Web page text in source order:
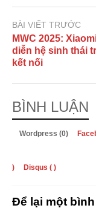
BÀI VIẾT TRƯỚC
MWC 2025:
diễn hệ sinh thái
kết nối
BÌNH LUẬN
Wordpress (0)
) Disqus ( )
Để lại một